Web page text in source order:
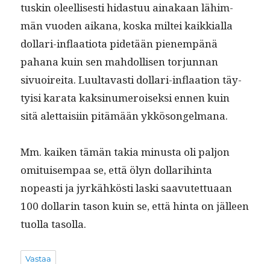
tuskin oleel­lis­es­ti hidas­tuu ainakaan lähim­
män vuo­den aikana, kos­ka mil­tei kaikkial­la
dol­lari-inflaa­tio­ta pide­tään pienem­pänä
pahana kuin sen mah­dol­lisen tor­jun­nan
sivuoire­i­ta. Luul­tavasti dol­lari-inflaa­tion täy­
ty­isi kara­ta kaksinu­meroisek­si ennen kuin
sitä alet­taisi­in pitämään ykkösongelmana.
Mm. kaiken tämän takia minus­ta oli paljon
omi­tuisem­paa se, että ölyn dol­lar­i­hin­ta
nopeasti ja jyrkähkösti las­ki saavutet­tuaan
100 dol­lar­in tason kuin se, että hin­ta on jälleen
tuol­la tasolla.
Vastaa